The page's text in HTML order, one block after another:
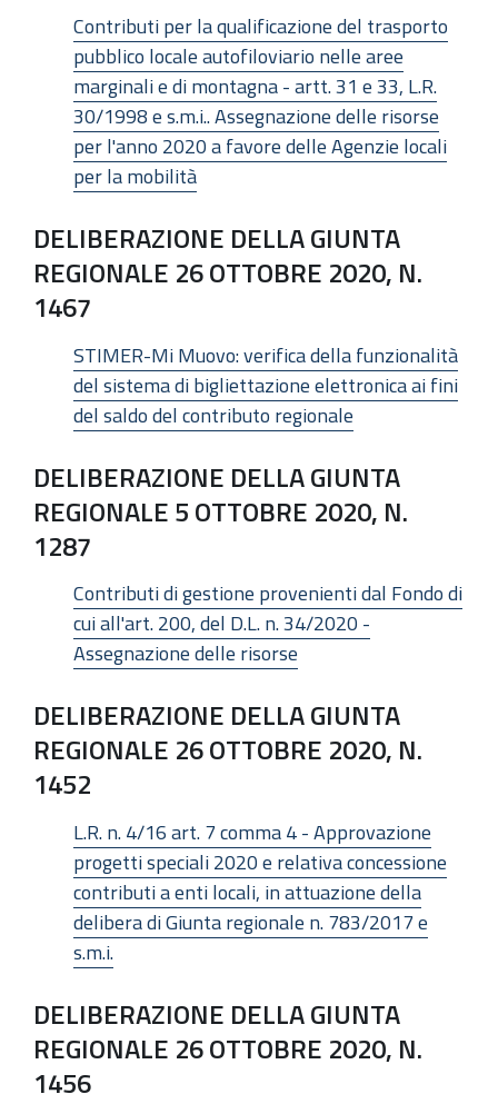
Contributi per la qualificazione del trasporto
pubblico locale autofiloviario nelle aree
marginali e di montagna - artt. 31 e 33, L.R.
30/1998 e s.m.i.. Assegnazione delle risorse
per l'anno 2020 a favore delle Agenzie locali
per la mobilità
DELIBERAZIONE DELLA GIUNTA
REGIONALE 26 OTTOBRE 2020, N.
1467
STIMER-Mi Muovo: verifica della funzionalità
del sistema di bigliettazione elettronica ai fini
del saldo del contributo regionale
DELIBERAZIONE DELLA GIUNTA
REGIONALE 5 OTTOBRE 2020, N.
1287
Contributi di gestione provenienti dal Fondo di
cui all'art. 200, del D.L. n. 34/2020 -
Assegnazione delle risorse
DELIBERAZIONE DELLA GIUNTA
REGIONALE 26 OTTOBRE 2020, N.
1452
L.R. n. 4/16 art. 7 comma 4 - Approvazione
progetti speciali 2020 e relativa concessione
contributi a enti locali, in attuazione della
delibera di Giunta regionale n. 783/2017 e
s.m.i.
DELIBERAZIONE DELLA GIUNTA
REGIONALE 26 OTTOBRE 2020, N.
1456